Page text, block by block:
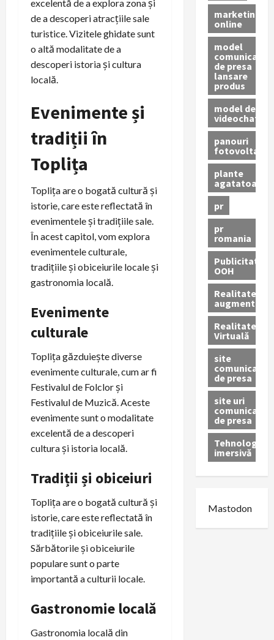
excelentă de a explora zona și
de a descoperi atracțiile sale
turistice. Vizitele ghidate sunt
o altă modalitate de a
descoperi istoria și cultura
locală.
Evenimente și
tradiții în
Toplița
Toplița are o bogată cultură și
istorie, care este reflectată în
evenimentele și tradițiile sale.
În acest capitol, vom explora
evenimentele culturale,
tradițiile și obiceiurile locale și
gastronomia locală.
Evenimente
culturale
Toplița găzduiește diverse
evenimente culturale, cum ar fi
Festivalul de Folclor și
Festivalul de Muzică. Aceste
evenimente sunt o modalitate
excelentă de a descoperi
cultura și istoria locală.
Tradiții și obiceiuri
Toplița are o bogată cultură și
istorie, care este reflectată în
tradițiile și obiceiurile sale.
Sărbătorile și obiceiurile
populare sunt o parte
importantă a culturii locale.
Gastronomie locală
Gastronomia locală din
marketing
online
model
comunicat
de presa
lansare
produs
model de
videochat
panouri
fotovoltaice
plante
agatatoare
pr
pr
romania
Publicitate
OOH
Realitatea
augmentată
Realitatea
Virtuală
site
comunicate
de presa
site uri
comunicate
de presa
Tehnologie
imersivă
Mastodon